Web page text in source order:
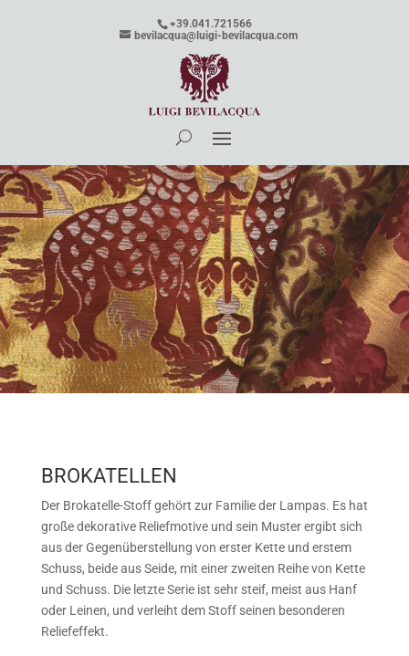
+39.041.721566
bevilacqua@luigi-bevilacqua.com
BROKATELLEN
Der Brokatelle-Stoff gehört zur Familie der Lampas. Es hat
große dekorative Reliefmotive und sein Muster ergibt sich
aus der Gegenüberstellung von erster Kette und erstem
Schuss, beide aus Seide, mit einer zweiten Reihe von Kette
und Schuss. Die letzte Serie ist sehr steif, meist aus Hanf
oder Leinen, und verleiht dem Stoff seinen besonderen
Reliefeffekt.